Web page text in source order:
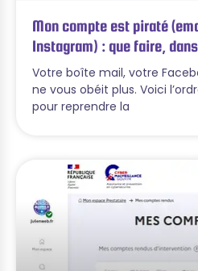
Mon compte est piraté
Instagram) : que faire,
Votre boîte mail, votre
ne vous obéit plus. Voici
pour reprendre la